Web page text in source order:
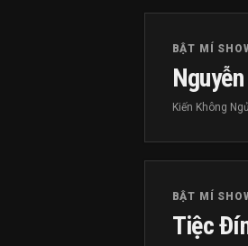
BẬT MÍ
Kiến Không Ngủ
BẬT MÍ
Tiệc